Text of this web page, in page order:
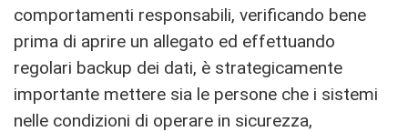
comportamenti responsabili, verificando bene
prima di aprire un allegato ed effettuando
regolari backup dei dati, è strategicamente
importante mettere sia le persone che i sistemi
nelle condizioni di operare in sicurezza,